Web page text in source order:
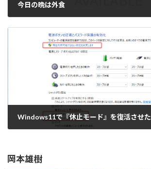
今日の晩は外食
Windows11で『休止モード』を復活させた
岡本雄樹